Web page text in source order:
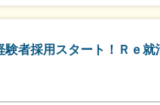
者採用スタート！Ｒｅ就